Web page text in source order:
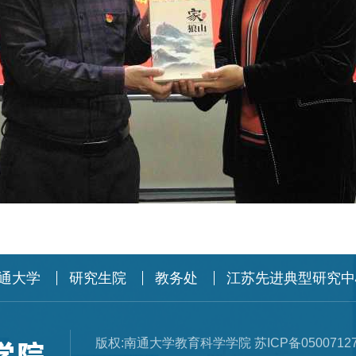
大学 研究生院 教务处 江苏先进典型研究
版权:南通大学教育科学学院 苏ICP备